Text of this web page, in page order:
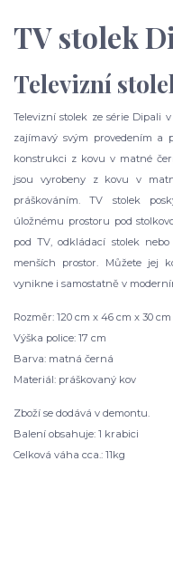
TV stolek
Televizní
Televizní stolek ze série Dipali
zajímavý svým provedením a
konstrukci z kovu v matné
jsou vyrobeny z kovu v
práškováním. TV stolek
úložnému prostoru pod
pod TV, odkládací stolek
menších prostor. Můžete jej
vynikne i samostatně v
Rozměr: 120 cm x 46 cm x 30
Výška police: 17 cm
Barva: matná černá
Materiál: práškovaný kov
Zboží se dodává v demontu.
Balení obsahuje: 1 krabici
Celková váha cca.: 11kg